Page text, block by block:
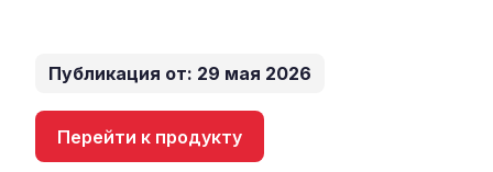
Публикация от: 29 мая 2026
Перейти к продукту